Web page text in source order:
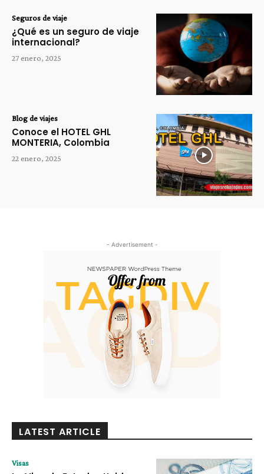
Seguros de viaje
¿Qué es un seguro de viaje
internacional?
27 enero, 2025
Blog de viajes
Conoce el HOTEL GHL
MONTERIA, Colombia
22 enero, 2025
- Advertisement -
LATEST ARTICLE
Visas